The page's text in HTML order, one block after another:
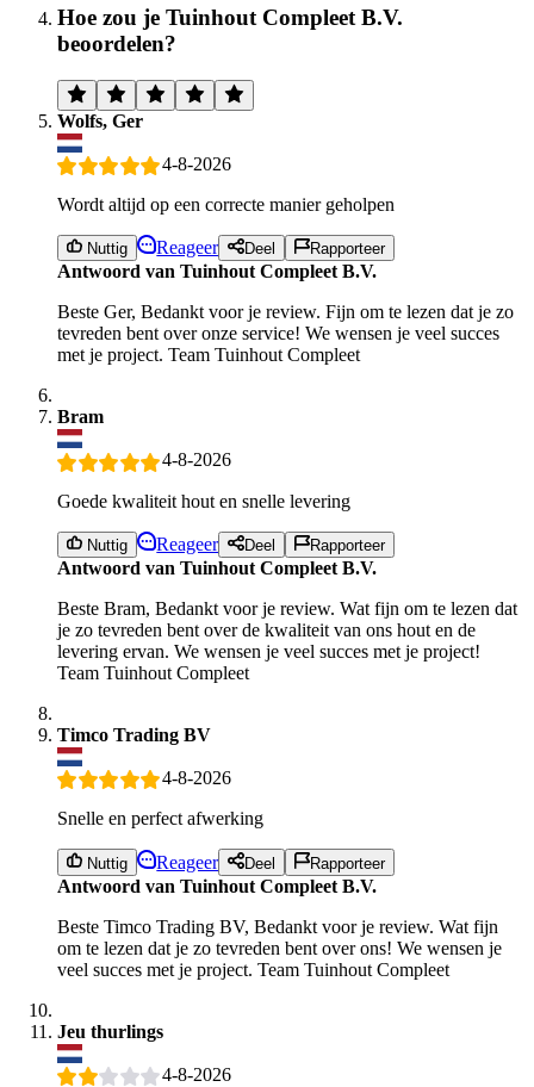
Hoe zou je Tuinhout Compleet B.V.
beoordelen?
Wolfs, Ger
4-8-2026
Wordt altijd op een correcte manier geholpen
Nuttig Reageer Deel Rapporteer
Antwoord van Tuinhout Compleet B.V.
Beste Ger, Bedankt voor je review. Fijn om te lezen dat je zo
tevreden bent over onze service! We wensen je veel succes
met je project. Team Tuinhout Compleet
Bram
4-8-2026
Goede kwaliteit hout en snelle levering
Nuttig Reageer Deel Rapporteer
Antwoord van Tuinhout Compleet B.V.
Beste Bram, Bedankt voor je review. Wat fijn om te lezen dat
je zo tevreden bent over de kwaliteit van ons hout en de
levering ervan. We wensen je veel succes met je project!
Team Tuinhout Compleet
Timco Trading BV
4-8-2026
Snelle en perfect afwerking
Nuttig Reageer Deel Rapporteer
Antwoord van Tuinhout Compleet B.V.
Beste Timco Trading BV, Bedankt voor je review. Wat fijn
om te lezen dat je zo tevreden bent over ons! We wensen je
veel succes met je project. Team Tuinhout Compleet
Jeu thurlings
4-8-2026